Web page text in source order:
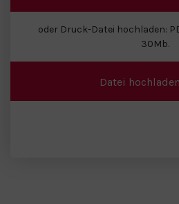
oder Druck-Datei hochladen:
30Mb.
Datei hochladen